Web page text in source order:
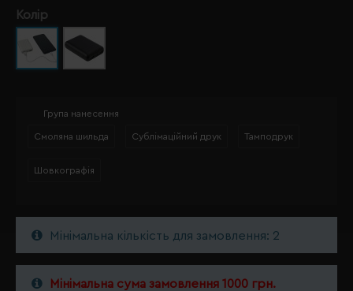
Колір
Група нанесення
Смоляна шильда Сублімаційний друк Тамподрук
Шовкографія
Мінімальна кількість для замовлення: 2
Мінімальна сума замовлення 1000 грн.